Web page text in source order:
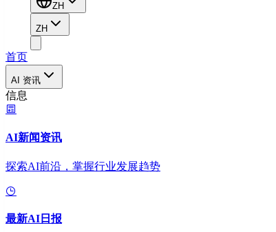
ZH
ZH
首页
AI 资讯
信息
AI新闻资讯
探索AI前沿，掌握行业发展趋势
最新AI日报